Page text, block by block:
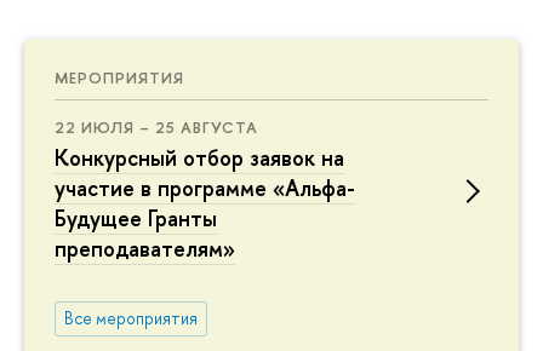
МЕРОПРИЯТИЯ
22 ИЮЛЯ – 25 АВГУСТА
Конкурсный отбор заявок на
участие в программе «Альфа-
Будущее Гранты
преподавателям»
Все мероприятия